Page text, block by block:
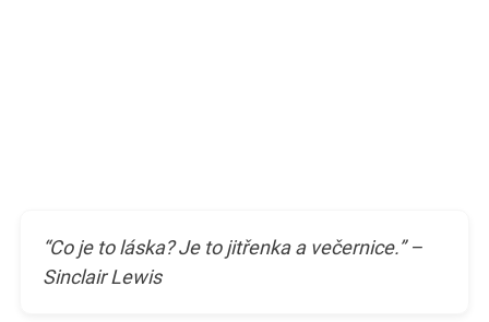
“Co je to láska? Je to jitřenka a večernice.” –
Sinclair Lewis